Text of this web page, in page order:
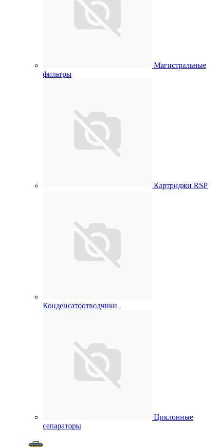
Магистральные
фильтры
Картриджи RSP
Конденсатоотводчики
Циклонные
сепараторы